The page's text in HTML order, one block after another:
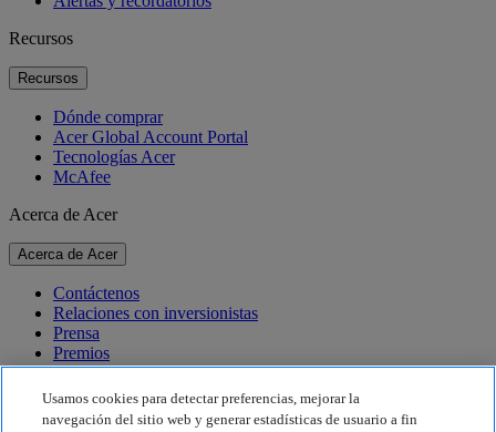
Recursos
Recursos
Dónde comprar
Acer Global Account Portal
Tecnologías Acer
McAfee
Acerca de Acer
Acerca de Acer
Contáctenos
Relaciones con inversionistas
Prensa
Premios
Eventos
Sostenibilidad
Usamos cookies para detectar preferencias, mejorar la
navegación del sitio web y generar estadísticas de usuario a fin